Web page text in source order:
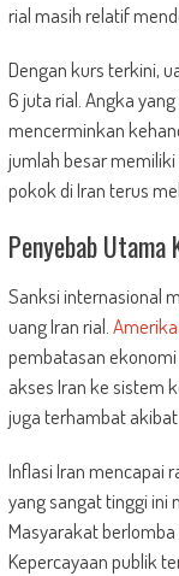
rial masih relatif
Dengan kurs terkini,
6 juta rial. Angka
mencerminkan
jumlah besar
pokok di Iran terus
Penyebab
Sanksi internasional
uang Iran rial.
pembatasan
akses Iran ke sistem
juga terhambat
Inflasi Iran mencapai
yang sangat tinggi ini
Masyarakat
Kepercayaan publik